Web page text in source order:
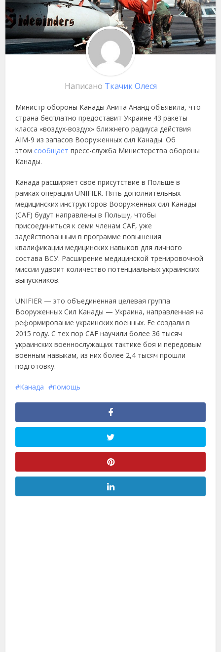
Написано Ткачик Олеся
Министр обороны Канады Анита Ананд объявила, что
страна бесплатно предоставит Украине 43 ракеты
класса «воздух-воздух» ближнего радиуса действия
AIM-9 из запасов Вооруженных сил Канады. Об
этом сообщает пресс-служба Министерства обороны
Канады.
Канада расширяет свое присутствие в Польше в
рамках операции UNIFIER. Пять дополнительных
медицинских инструкторов Вооруженных сил Канады
(CAF) будут направлены в Польшу, чтобы
присоединиться к семи членам CAF, уже
задействованным в программе повышения
квалификации медицинских навыков для личного
состава ВСУ. Расширение медицинской тренировочной
миссии удвоит количество потенциальных украинских
выпускников.
UNIFIER — это объединенная целевая группа
Вооруженных Сил Канады — Украина, направленная на
реформирование украинских военных. Ее создали в
2015 году. С тех пор CAF научили более 36 тысяч
украинских военнослужащих тактике боя и передовым
военным навыкам, из них более 2,4 тысяч прошли
подготовку.
Канада помощь